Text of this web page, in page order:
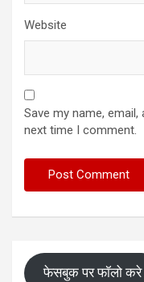
Website
Save my name,
next time I comment.
फेसबुक पर फॉलो करे